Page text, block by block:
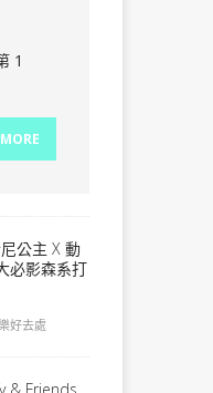
1
公主 X 動
必影森系打
好去處